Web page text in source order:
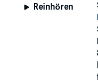
Reinhören